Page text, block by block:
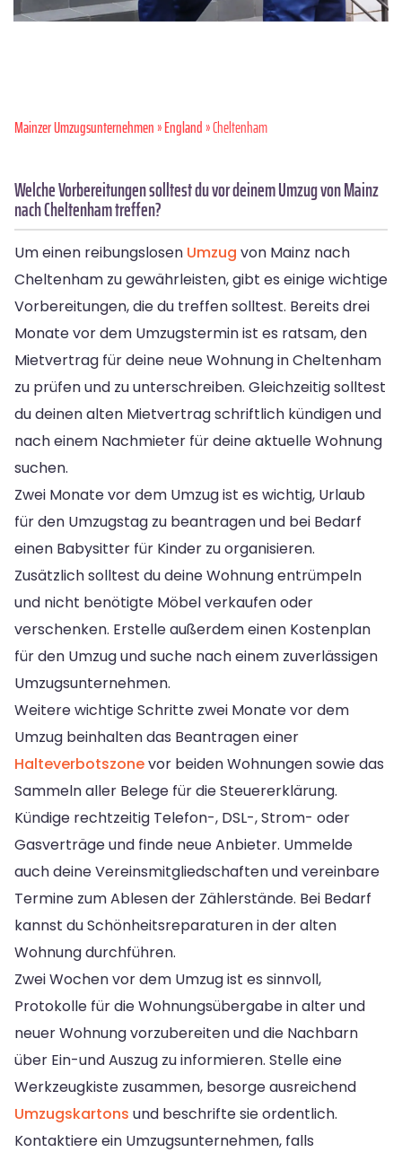
Mainzer Umzugsunternehmen»England» Cheltenham
Welche Vorbereitungen solltest du vor deinem Umzug von Mainz
nach Cheltenham treffen?
Um einen reibungslosen Umzug von Mainz nach
Cheltenham zu gewährleisten, gibt es einige wichtige
Vorbereitungen, die du treffen solltest. Bereits drei
Monate vor dem Umzugstermin ist es ratsam, den
Mietvertrag für deine neue Wohnung in Cheltenham
zu prüfen und zu unterschreiben. Gleichzeitig solltest
du deinen alten Mietvertrag schriftlich kündigen und
nach einem Nachmieter für deine aktuelle Wohnung
suchen.
Zwei Monate vor dem Umzug ist es wichtig, Urlaub
für den Umzugstag zu beantragen und bei Bedarf
einen Babysitter für Kinder zu organisieren.
Zusätzlich solltest du deine Wohnung entrümpeln
und nicht benötigte Möbel verkaufen oder
verschenken. Erstelle außerdem einen Kostenplan
für den Umzug und suche nach einem zuverlässigen
Umzugsunternehmen.
Weitere wichtige Schritte zwei Monate vor dem
Umzug beinhalten das Beantragen einer
Halteverbotszonevor beiden Wohnungen sowie das
Sammeln aller Belege für die Steuererklärung.
Kündige rechtzeitig Telefon-, DSL-, Strom- oder
Gasverträge und finde neue Anbieter. Ummelde
auch deine Vereinsmitgliedschaften und vereinbare
Termine zum Ablesen der Zählerstände. Bei Bedarf
kannst du Schönheitsreparaturen in der alten
Wohnung durchführen.
Zwei Wochen vor dem Umzug ist es sinnvoll,
Protokolle für die Wohnungsübergabe in alter und
neuer Wohnung vorzubereiten und die Nachbarn
über Ein-und Auszug zu informieren. Stelle eine
Werkzeugkiste zusammen, besorge ausreichend
Umzugskartons und beschrifte sie ordentlich.
Kontaktiere ein Umzugsunternehmen, falls